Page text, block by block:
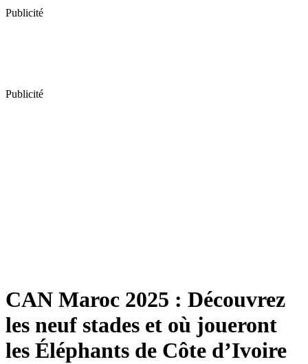
Publicité
Publicité
CAN Maroc 2025 : Découvrez
les neuf stades et où joueront
les Éléphants de Côte d’Ivoire